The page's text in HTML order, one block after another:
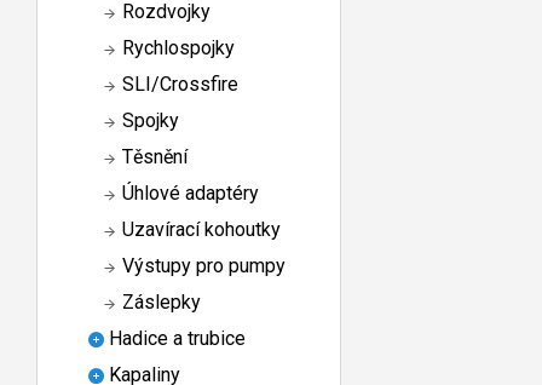
Rozdvojky
Rychlospojky
SLI/Crossfire
Spojky
Těsnění
Úhlové adaptéry
Uzavírací kohoutky
Výstupy pro pumpy
Záslepky
Hadice a trubice
Kapaliny